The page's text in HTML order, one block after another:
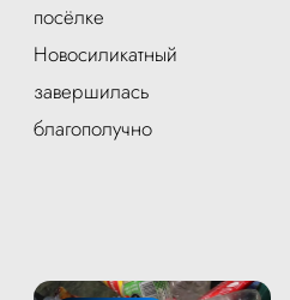
посёлке
Новосиликатный
завершилась
благополучно